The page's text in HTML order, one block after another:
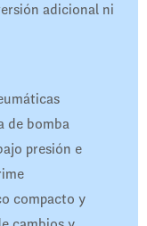
adicional ni
de bomba
presión e
compacto y